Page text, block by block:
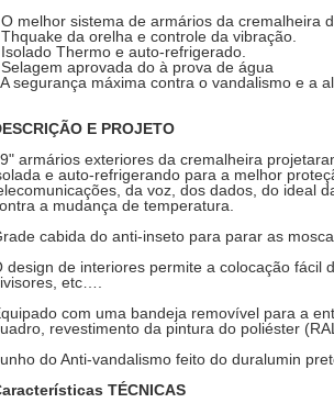
O melhor sistema de armários da cremalheira
Thquake da orelha e controle da vibração.
Isolado Thermo e auto-refrigerado.
Selagem aprovada do à prova de água
A segurança máxima contra o vandalismo e a
E PROJETO
armários exteriores da cremalheira
e auto-refrigerando para a melhor
da voz, dos dados, do ideal
a mudança de temperatura.
cabida do anti-inseto para parar as
design de interiores permite a colocação fácil
etc….
com uma bandeja removível para a
revestimento da pintura do poliéster
do Anti-vandalismo feito do duralumin
TÉCNICAS